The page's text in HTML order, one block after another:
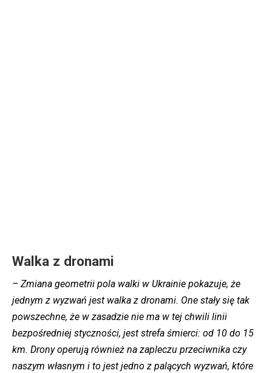
Walka z dronami
– Zmiana geometrii pola walki w Ukrainie pokazuje, że
jednym z wyzwań jest walka z dronami. One stały się tak
powszechne, że w zasadzie nie ma w tej chwili linii
bezpośredniej styczności, jest strefa śmierci: od 10 do 15
km. Drony operują również na zapleczu przeciwnika czy
naszym własnym i to jest jedno z palących wyzwań, które